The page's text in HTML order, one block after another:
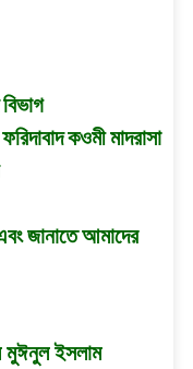
কওমী মাদরাসা
জানাতে আমাদের
মুঈনুল ইসলাম